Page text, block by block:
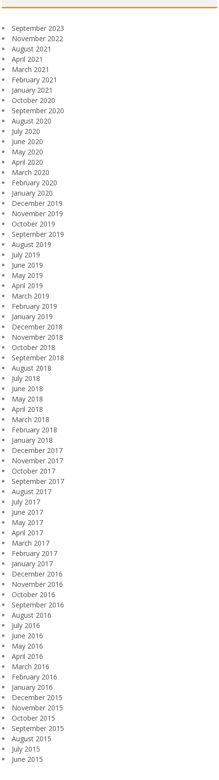
September 2023
November 2022
August 2021
April 2021
March 2021
February 2021
January 2021
October 2020
September 2020
August 2020
July 2020
June 2020
May 2020
April 2020
March 2020
February 2020
January 2020
December 2019
November 2019
October 2019
September 2019
August 2019
July 2019
June 2019
May 2019
April 2019
March 2019
February 2019
January 2019
December 2018
November 2018
October 2018
September 2018
August 2018
July 2018
June 2018
May 2018
April 2018
March 2018
February 2018
January 2018
December 2017
November 2017
October 2017
September 2017
August 2017
July 2017
June 2017
May 2017
April 2017
March 2017
February 2017
January 2017
December 2016
November 2016
October 2016
September 2016
August 2016
July 2016
June 2016
May 2016
April 2016
March 2016
February 2016
January 2016
December 2015
November 2015
October 2015
September 2015
August 2015
July 2015
June 2015